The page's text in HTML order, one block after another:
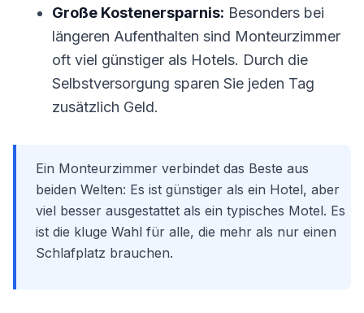
Große Kostenersparnis: Besonders bei
längeren Aufenthalten sind Monteurzimmer
oft viel günstiger als Hotels. Durch die
Selbstversorgung sparen Sie jeden Tag
zusätzlich Geld.
Ein Monteurzimmer verbindet das Beste aus
beiden Welten: Es ist günstiger als ein Hotel, aber
viel besser ausgestattet als ein typisches Motel. Es
ist die kluge Wahl für alle, die mehr als nur einen
Schlafplatz brauchen.